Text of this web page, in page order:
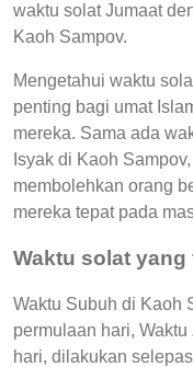
waktu solat Jumaat
Kaoh Sampov.
Mengetahui waktu
penting bagi umat
mereka. Sama ada
Isyak di Kaoh
membolehkan orang
mereka tepat pada
Waktu solat
Waktu Subuh di Kaoh
permulaan hari,
hari, dilakukan